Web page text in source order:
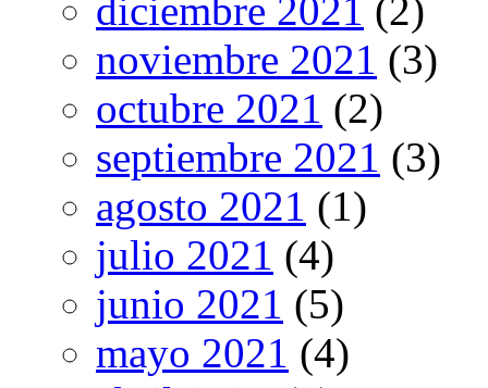
diciembre 2021 (2)
noviembre 2021 (3)
octubre 2021 (2)
septiembre 2021 (3)
agosto 2021 (1)
julio 2021 (4)
junio 2021 (5)
mayo 2021 (4)